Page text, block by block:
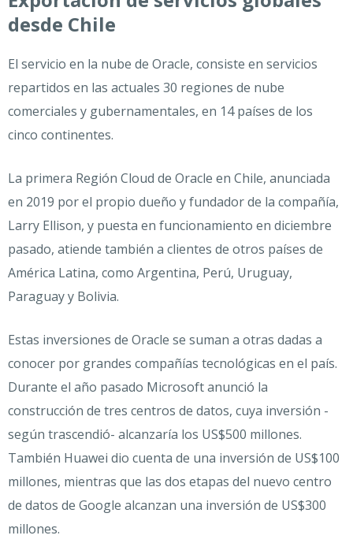
desde Chile
El servicio en la nube de Oracle, consiste en servicios
repartidos en las actuales 30 regiones de nube
comerciales y gubernamentales, en 14 países de los
cinco continentes.
La primera Región Cloud de Oracle en Chile, anunciada
en 2019 por el propio dueño y fundador de la compañía,
Larry Ellison, y puesta en funcionamiento en diciembre
pasado, atiende también a clientes de otros países de
América Latina, como Argentina, Perú, Uruguay,
Paraguay y Bolivia.
Estas inversiones de Oracle se suman a otras dadas a
conocer por grandes compañías tecnológicas en el país.
Durante el año pasado Microsoft anunció la
construcción de tres centros de datos, cuya inversión -
según trascendió- alcanzaría los US$500 millones.
También Huawei dio cuenta de una inversión de US$100
millones, mientras que las dos etapas del nuevo centro
de datos de Google alcanzan una inversión de US$300
millones.